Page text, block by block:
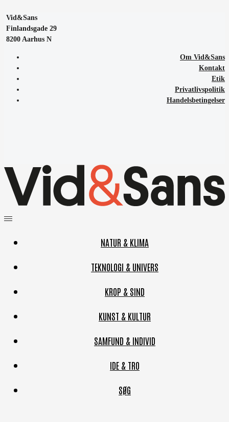
Vid&Sans
Finlandsgade 29
8200 Aarhus N
Om Vid&Sans
Kontakt
Etik
Privatlivspolitik
Handelsbetingelser
NATUR & KLIMA
TEKNOLOGI & UNIVERS
KROP & SIND
KUNST & KULTUR
SAMFUND & INDIVID
IDE & TRO
SØG